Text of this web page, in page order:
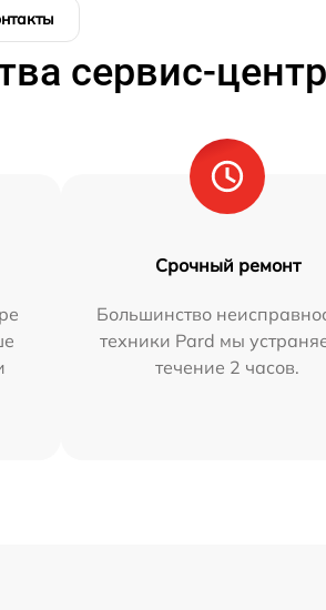
сервис-
Срочный ремонт
Большинство
техники Pard мы
течение 2 часов.